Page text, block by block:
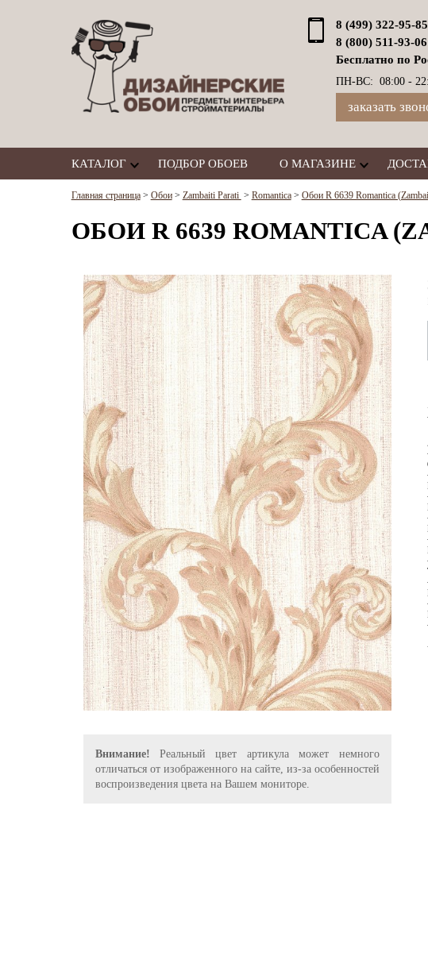
8 (499) 322-95-85
8 (800) 511-93-06
Бесплатно по
ПН-ВС: 08:00 -
заказать
КАТАЛОГ ПОДБОР ОБОЕВ О МАГАЗИНЕ
Главная страница> Обои> Zambaiti Parati > Romantica> Обои R 6639 Romantica
ОБОИ R 6639 ROMANTICA
Внимание! Реальный цвет артикула может немного
отличаться от изображенного на сайте, из-за особенностей
воспроизведения цвета на Вашем мониторе.